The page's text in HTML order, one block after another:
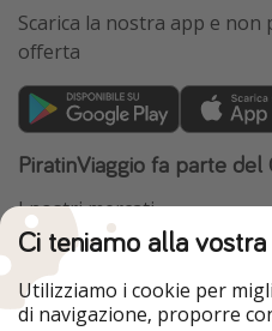
Scarica la nostra app e
offerta
PiratinViaggio fa parte
I nostri mercati
HolidayPirates
WakacyjniPiraci
Ferienpiraten
Urlaubspiraten
Ci teniamo alla
Utilizziamo i cookie per
di navigazione, proporre